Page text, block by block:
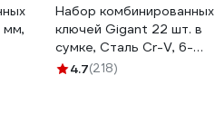
мм,
Набор комбинированных
ключей Gigant 22 шт. в
сумке, Сталь Cr-V, 6-
32мм, GCWS22
4.7(218)